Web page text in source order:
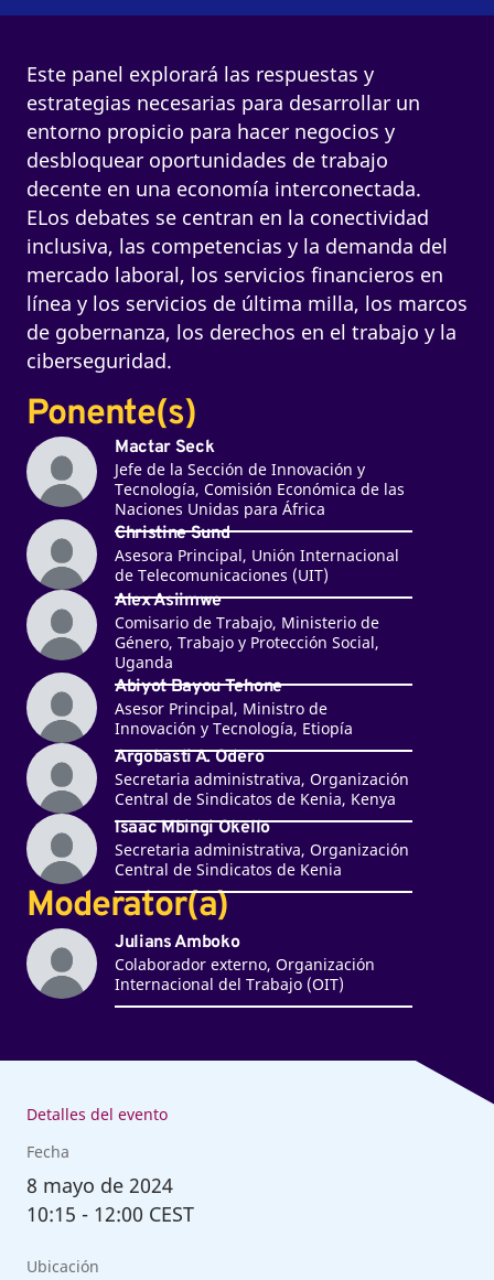
Este panel explorará las respuestas y
estrategias necesarias para desarrollar un
entorno propicio para hacer negocios y
desbloquear oportunidades de trabajo
decente en una economía interconectada.
ELos debates se centran en la conectividad
inclusiva, las competencias y la demanda del
mercado laboral, los servicios financieros en
línea y los servicios de última milla, los marcos
de gobernanza, los derechos en el trabajo y la
ciberseguridad.
Ponente(s)
Mactar Seck
Jefe de la Sección de Innovación y
Tecnología, Comisión Económica de las
Naciones Unidas para África
Christine Sund
Asesora Principal, Unión Internacional
de Telecomunicaciones (UIT)
Alex Asiimwe
Comisario de Trabajo, Ministerio de
Género, Trabajo y Protección Social,
Uganda
Abiyot Bayou Tehone
Asesor Principal, Ministro de
Innovación y Tecnología, Etiopía
Argobasti A. Odero
Secretaria administrativa, Organización
Central de Sindicatos de Kenia, Kenya
Isaac Mbingi Okello
Secretaria administrativa, Organización
Central de Sindicatos de Kenia
Moderator(a)
Julians Amboko
Colaborador externo, Organización
Internacional del Trabajo (OIT)
Detalles del evento
Fecha
8 mayo de 2024
10:15 - 12:00 CEST
Ubicación